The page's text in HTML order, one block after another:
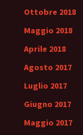
Ottobre 2018
Maggio 2018
Aprile 2018
Agosto 2017
Luglio 2017
Giugno 2017
Maggio 2017